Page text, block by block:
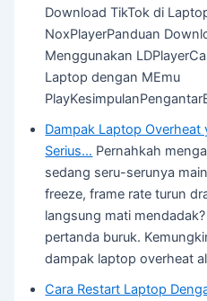
Download TikTok di
NoxPlayerPanduan
Menggunakan
Laptop dengan MEmu
Dampak Laptop Overheat
Serius… Pernahkah
sedang seru-serunya
freeze, frame rate turun
langsung mati
pertanda buruk.
dampak laptop overheat
Cara Restart Laptop